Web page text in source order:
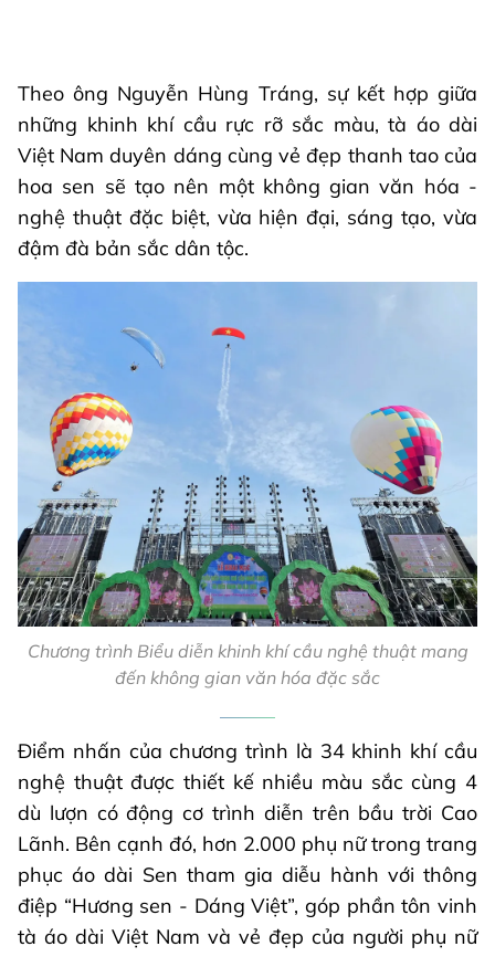
Theo ông Nguyễn Hùng Tráng, sự kết hợp giữa
những khinh khí cầu rực rỡ sắc màu, tà áo dài
Việt Nam duyên dáng cùng vẻ đẹp thanh tao của
hoa sen sẽ tạo nên một không gian văn hóa -
nghệ thuật đặc biệt, vừa hiện đại, sáng tạo, vừa
đậm đà bản sắc dân tộc.
Chương trình Biểu diễn khinh khí cầu nghệ thuật mang
đến không gian văn hóa đặc sắc
Điểm nhấn của chương trình là 34 khinh khí cầu
nghệ thuật được thiết kế nhiều màu sắc cùng 4
dù lượn có động cơ trình diễn trên bầu trời Cao
Lãnh. Bên cạnh đó, hơn 2.000 phụ nữ trong trang
phục áo dài Sen tham gia diễu hành với thông
điệp “Hương sen - Dáng Việt”, góp phần tôn vinh
tà áo dài Việt Nam và vẻ đẹp của người phụ nữ